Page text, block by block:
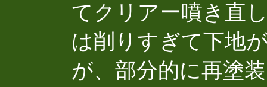
てクリアー噴き直
は削りすぎて下地
が、部分的に再塗